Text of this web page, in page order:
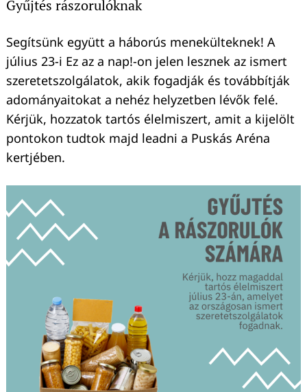
Gyűjtés rászorulóknak
Segítsünk együtt a háborús menekülteknek! A
július 23-i Ez az a nap!-on jelen lesznek az ismert
szeretetszolgálatok, akik fogadják és továbbítják
adományaitokat a nehéz helyzetben lévők felé.
Kérjük, hozzatok tartós élelmiszert, amit a kijelölt
pontokon tudtok majd leadni a Puskás Aréna
kertjében.